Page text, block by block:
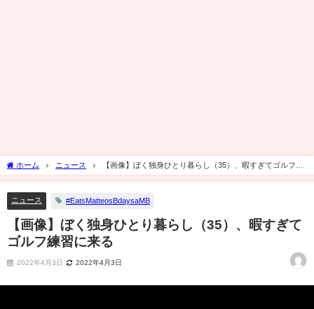
ホーム ニュース
【画像】ぼく独身ひとり暮らし（35）、暇すぎてゴルフ練
習に来る
ニュース #EatsMatteosBdaysaMB
【画像】ぼく独身ひとり暮らし（35）、暇すぎて
ゴルフ練習に来る
2022年4月3日 2022年4月3日